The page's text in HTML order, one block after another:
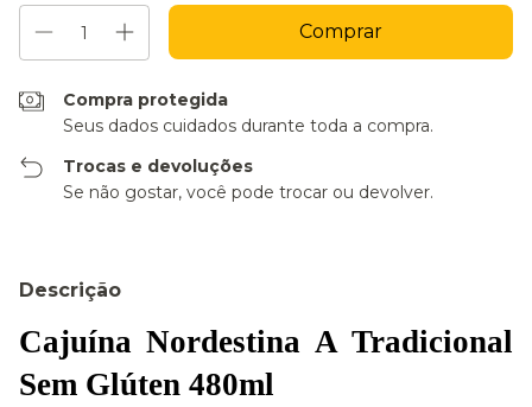
Compra protegida
Seus dados cuidados durante toda a compra.
Trocas e devoluções
Se não gostar, você pode trocar ou devolver.
Descrição
Cajuína Nordestina A Tradicional
Sem Glúten 480ml